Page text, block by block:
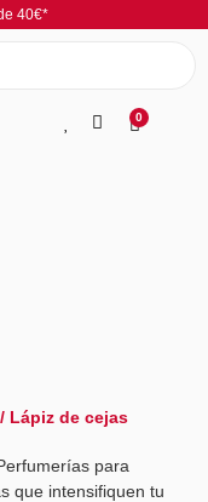
40€*
0
/ Lápiz de cejas
para
que intensifiquen tu